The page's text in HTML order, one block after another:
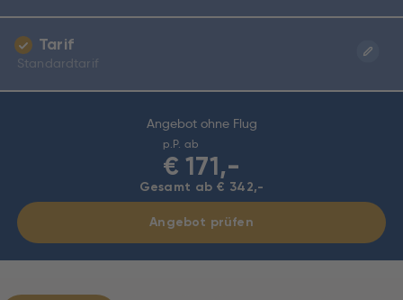
Angebot ohne Flug
p.P. ab
€ 171,-
Gesamt ab € 342,-
Angebot prüfen
Tarif
Standardtarif